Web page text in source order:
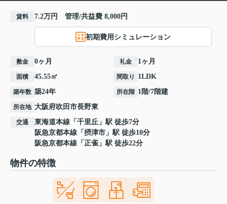
賃料 7.2万円 管理/共益費 8,000円
初期費用シミュレーション
敷金 0ヶ月 礼金 1ヶ月
面積 45.55㎡ 間取り 1LDK
築年数 築24年 所在階 1階/7階建
所在地 大阪府吹田市長野東
交通 東海道本線 「 千里丘 」駅 徒歩7分
阪急京都本線 「 摂津市 」駅 徒歩10分
阪急京都本線 「 正雀 」駅 徒歩22分
物件の特徴